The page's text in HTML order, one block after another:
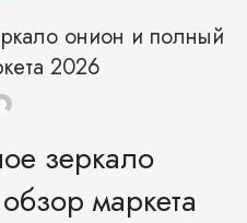
онион и полный
2026
зеркало
маркета